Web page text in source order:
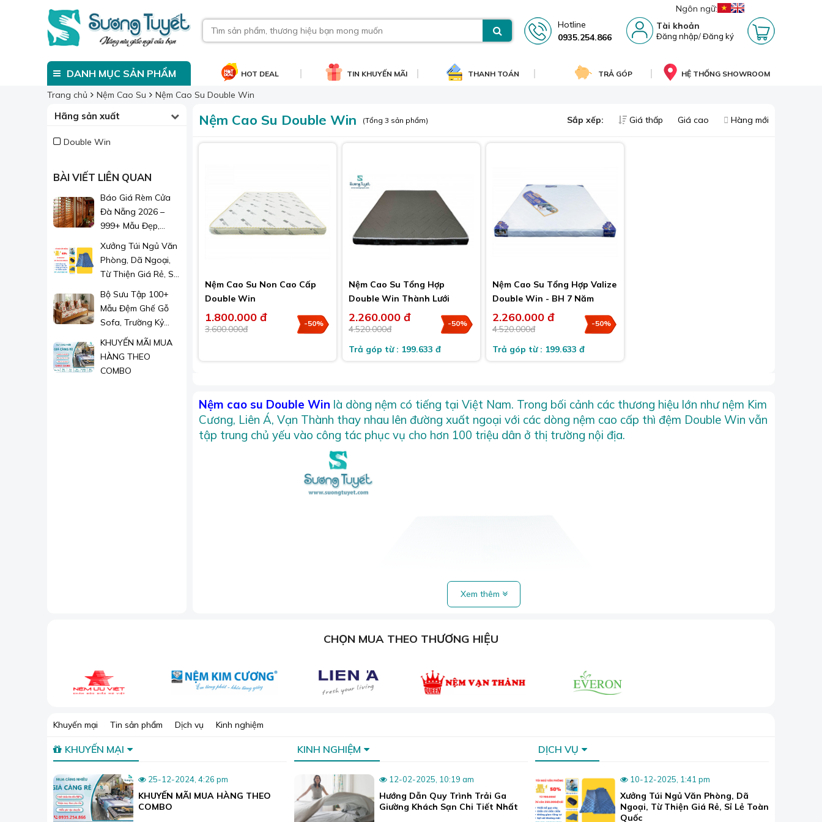
Ngôn ngữ:
Hotline
0935.254.866
Tài khoản
Đăng nhập/Đăng ký
DANH MỤC SẢN PHẨM HOT DEAL TIN KHUYẾN MÃI THANH TOÁN TRẢ GÓP HỆ THỐNG SHOWROOM
Trang chủ Nệm Cao Su Nệm Cao Su Double Win
Hãng sản xuất
Double Win
BÀI VIẾT LIÊN QUAN
Báo Giá Rèm Cửa
Đà Nẵng 2026 –
999+ Mẫu Đẹp,
Sang Trọng, Giá Chỉ
Từ 1xx.000đ/m²
Xưởng Túi Ngủ Văn
Phòng, Dã Ngoại,
Từ Thiện Giá Rẻ, Sỉ
Lẻ Toàn Quốc
Bộ Sưu Tập 100+
Mẫu Đệm Ghế Gỗ
Sofa, Trường Kỷ
Đẹp 2026
KHUYẾN MÃI MUA
HÀNG THEO
COMBO
Nệm Cao Su Double Win (Tổng 3 sản phẩm) Sắp xếp: Giá thấp Giá cao Hàng mới
Nệm Cao Su Non Cao Cấp
Double Win
1.800.000 đ
3.600.000đ
-50%
Nệm Cao Su Tổng Hợp
Double Win Thành Lưới
2.260.000 đ
4.520.000đ
-50%
Trả góp từ : 199.633 đ
Nệm Cao Su Tổng Hợp Valize
Double Win - BH 7 Năm
2.260.000 đ
4.520.000đ
-50%
Trả góp từ : 199.633 đ
Nệm cao su Double Win là dòng nệm có tiếng tại Việt Nam. Trong bối cảnh các thương hiệu lớn như nệm Kim
Cương, Liên Á, Vạn Thành thay nhau lên đường xuất ngoại với các dòng nệm cao cấp thì đệm Double Win vẫn
tập trung chủ yếu vào công tác phục vụ cho hơn 100 triệu dân ở thị trường nội địa.
Với nguồn cao su dồi dào từ các tỉnh vùng Đông Nam Bộ như Bình Phước, Bình Dương, Tây Ninh... thì không khó để tìm ra
Từ đó, trải qua quá trình nghiên cứu thử nghiệm và vận hành sản xuất, những tấm nệm cao su cao cấp được cho ra đời. Song
mong muốn sử dụng nệm giá rẻ, phù hợp với bản thân.
Đệm cao su Double Wincó thương hiệu rõ ràng, phiếu bảo hành kèm theo trong mỗi sản phẩm. Rất dễ nhận biết vì thành
nệm hay được chần chỉ khổ lớn, chắc chắn và có nhiều màu sắc đẹp, thường xuyên gấp bo viền.
Xem thêm
CHỌN MUA THEO THƯƠNG HIỆU
Khuyến mại Tin sản phẩm Dịch vụ Kinh nghiệm
KHUYẾN MẠI
25-12-2024, 4:26 pm
KHUYẾN MÃI MUA HÀNG THEO
COMBO
KINH NGHIỆM
12-02-2025, 10:19 am
Hướng Dẫn Quy Trình Trải Ga
Giường Khách Sạn Chi Tiết Nhất
DỊCH VỤ
10-12-2025, 1:41 pm
Xưởng Túi Ngủ Văn Phòng, Dã
Ngoại, Từ Thiện Giá Rẻ, Sỉ Lẻ Toàn
Quốc